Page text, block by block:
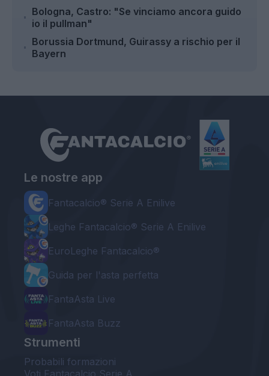
Bologna, Castro: "Se vinciamo ancora guido
io il pullman"
Borussia Dortmund, Guirassy a rischio per il
Bayern
Le nostre app
Fantacalcio® Serie A Enilive
Leghe Fantacalcio® Serie A Enilive
EuroLeghe Fantacalcio®
Guida per l'asta perfetta
FantaAsta Live
FantaAsta Buzz
Strumenti
Probabili formazioni